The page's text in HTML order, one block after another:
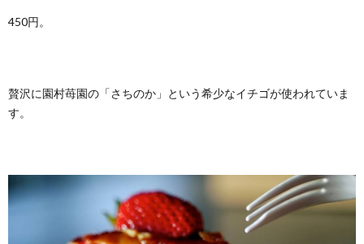
450円。
贅沢に園村苺園の「さちのか」という希少なイチゴが使われていま
す。